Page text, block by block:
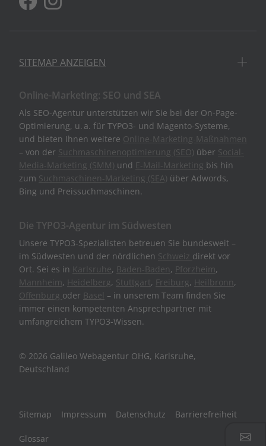
SITEMAP ANZEIGEN
Online-Marketing: SEO und SEA
Als SEO-Agentur unterstützen wir Sie bei der On-Page-
Optimierung, u. a. für TYPO3- und Magento-Systeme,
und bieten Ihnen weitere Online-Marketing-Maßnahmen
– von der Suchmaschinenoptimierung (SEO) über Social-
Media-Marketing (SMM) und E-Mail-Marketing bis hin
zum Suchmaschinen-Marketing (SEA) über Adwords,
Bing und Preissuchmaschinen.
Die TYPO3-Agentur im Südwesten
Unsere TYPO3-Spezialisten betreuen Sie bundesweit –
im Südwesten und der nördlichen Schweiz direkt vor
Ort. Sei es in Karlsruhe, Baden-Baden, Pforzheim,
Mannheim, Heidelberg, Stuttgart, Freiburg, Heilbronn,
Offenburg oder Basel – in unserem Team finden Sie
immer einen kompetenten Ansprechpartner mit
umfangreichem TYPO3-Wissen.
© 2026 Galileo Webagentur OHG, Karlsruhe,
Deutschland
Sitemap Impressum Datenschutz Barrierefreiheit
Glossar